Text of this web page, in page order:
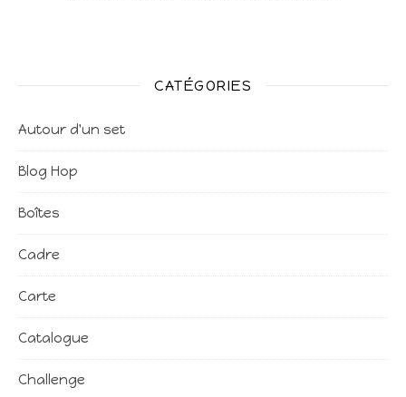
CATÉGORIES
Autour d'un set
Blog Hop
Boîtes
Cadre
Carte
Catalogue
Challenge